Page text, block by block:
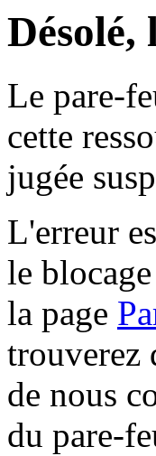
Désolé,
Le pare-
cette
jugée
L'erreur
le
la page
trouverez
de nous
du pare-